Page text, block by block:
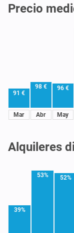
Precio
91 €
Mar
98 €
Abr
96 €
May
Alquileres
39%
53% 52%